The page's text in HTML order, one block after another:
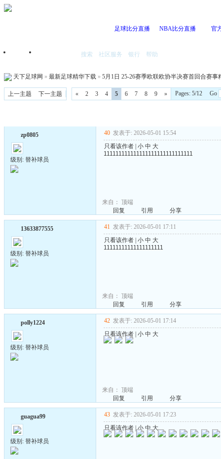
足球比分直播 NBA比分直播 官
首页 搜索 社区服务 银行 帮助
天下足球网 » 最新足球精华下载 » 5月1日 25-26赛季欧联欧协半决赛首回合赛
上一主题 下一主题 « 2 3 4 5 6 7 8 9 » Pages: 5/12 Go
zp0805
级别: 替补球员
40 发表于: 2026-05-01 15:54
只看该作者 小 中 大
111111111111111111111111111111
来自： 顶端
回复
引用 分享
13633877555
级别: 替补球员
41 发表于: 2026-05-01 17:11
只看该作者 小 中 大
11111111111111111111
来自： 顶端
回复
引用 分享
polly1224
级别: 替补球员
42 发表于: 2026-05-01 17:14
只看该作者 小 中 大
来自： 顶端
回复
引用 分享
guagua99
级别: 替补球员
43 发表于: 2026-05-01 17:23
只看该作者 |小 中 大